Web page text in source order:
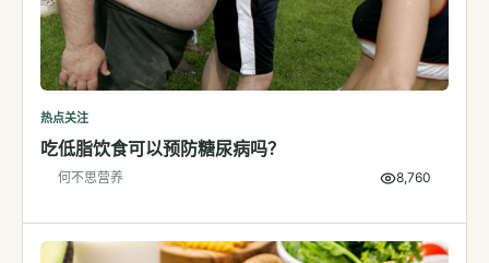
视频博客
营养科普视频
热点关注
吃低脂饮食可以预防糖尿病吗？
何不思营养 8,760